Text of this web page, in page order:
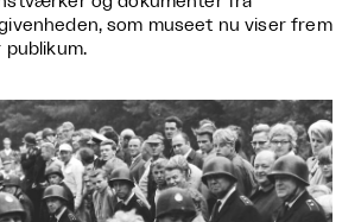
som museet nu viser frem
publikum.